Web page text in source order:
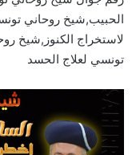
الحبيب,شيخ روحاني
لاستخراج الكنوز,شيخ
تونسي لعلاج الحسد